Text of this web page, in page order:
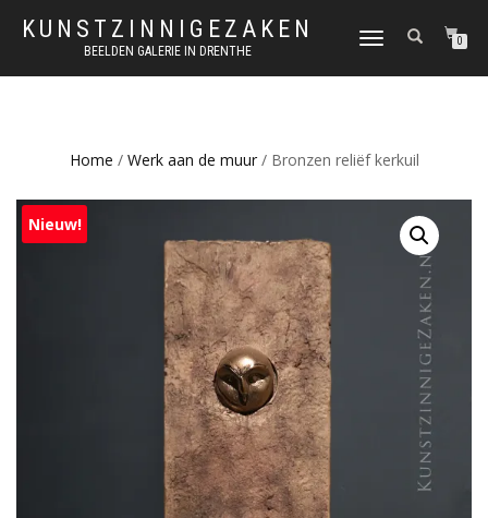
KUNSTZINNIGEZAKEN
BEELDEN GALERIE IN DRENTHE
SCHAKEL
MENU
0
Home / Werk aan de muur/ Bronzen reliëf kerkuil
Nieuw!